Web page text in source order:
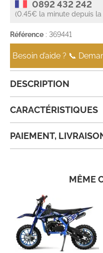
0892 432 242
(0.45€ la minute depuis la
Référence : 369441
Besoin d’aide ? 📞
DESCRIPTION
CARACTÉRISTIQUES
PAIEMENT,
MÊME